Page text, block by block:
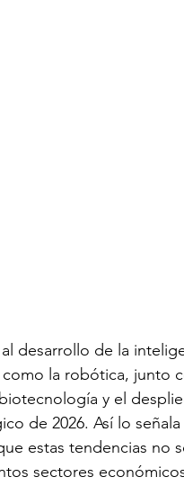
desarrollo de la
la robótica, junto
y el
de 2026. Así lo
estas tendencias no
sectores